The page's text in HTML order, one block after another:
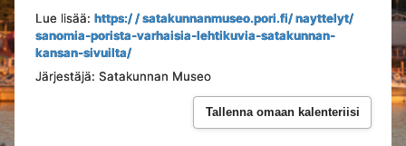
Lue lisää: https:/ / satakunnanmuseo.pori.fi/ nayttelyt/
sanomia-porista-varhaisia-lehtikuvia-satakunnan-
kansan-sivuilta/
Järjestäjä: Satakunnan Museo
Tallenna omaan kalenteriisi